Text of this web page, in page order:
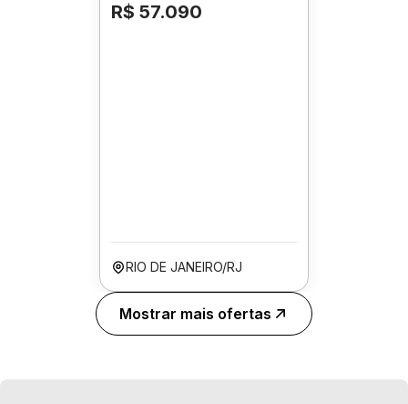
R$ 57.090
RIO DE JANEIRO/RJ
Mostrar mais ofertas